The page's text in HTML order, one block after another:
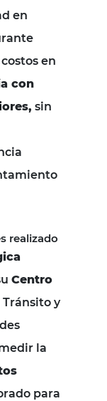
en
en
con
sin
realizado
Centro
Tránsito y
la
para